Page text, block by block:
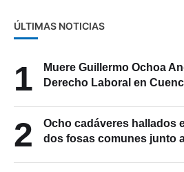
ÚLTIMAS NOTICIAS
1
Muere Guillermo Ochoa
Derecho Laboral en
2
Ocho cadáveres hallados
dos fosas comunes junto